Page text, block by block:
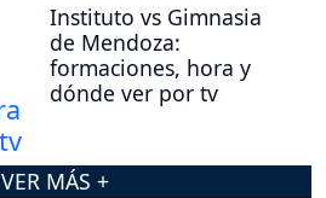
Instituto vs Gimnasia
de Mendoza:
formaciones, hora y
dónde ver por tv
VER MÁS +